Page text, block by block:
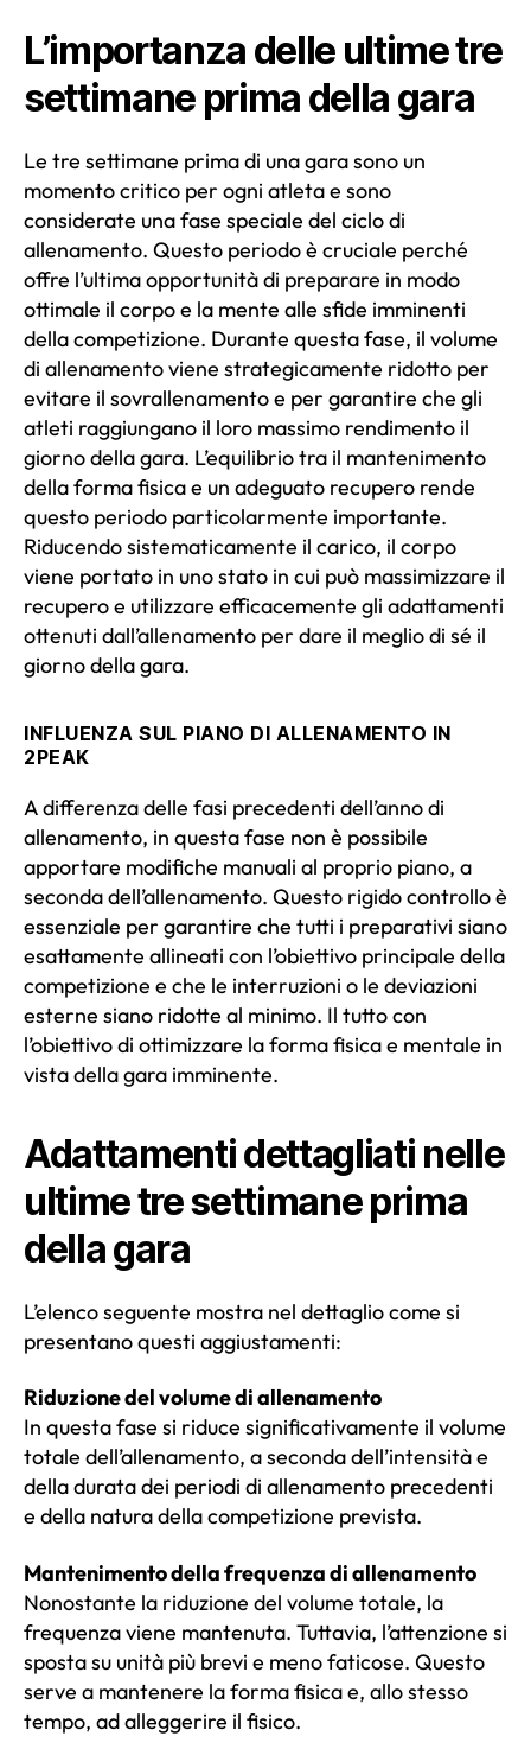
L’importanza delle ultime tre
settimane prima della gara
Le tre settimane prima di una gara sono un
momento critico per ogni atleta e sono
considerate una fase speciale del ciclo di
allenamento. Questo periodo è cruciale perché
offre l’ultima opportunità di preparare in modo
ottimale il corpo e la mente alle sfide imminenti
della competizione. Durante questa fase, il volume
di allenamento viene strategicamente ridotto per
evitare il sovrallenamento e per garantire che gli
atleti raggiungano il loro massimo rendimento il
giorno della gara. L’equilibrio tra il mantenimento
della forma fisica e un adeguato recupero rende
questo periodo particolarmente importante.
Riducendo sistematicamente il carico, il corpo
viene portato in uno stato in cui può massimizzare il
recupero e utilizzare efficacemente gli adattamenti
ottenuti dall’allenamento per dare il meglio di sé il
giorno della gara.
INFLUENZA SUL PIANO DI ALLENAMENTO IN
2PEAK
A differenza delle fasi precedenti dell’anno di
allenamento, in questa fase non è possibile
apportare modifiche manuali al proprio piano, a
seconda dell’allenamento. Questo rigido controllo è
essenziale per garantire che tutti i preparativi siano
esattamente allineati con l’obiettivo principale della
competizione e che le interruzioni o le deviazioni
esterne siano ridotte al minimo. Il tutto con
l’obiettivo di ottimizzare la forma fisica e mentale in
vista della gara imminente.
Adattamenti dettagliati nelle
ultime tre settimane prima
della gara
L’elenco seguente mostra nel dettaglio come si
presentano questi aggiustamenti:
Riduzione del volume di allenamento
In questa fase si riduce significativamente il volume
totale dell’allenamento, a seconda dell’intensità e
della durata dei periodi di allenamento precedenti
e della natura della competizione prevista.
Mantenimento della frequenza di allenamento
Nonostante la riduzione del volume totale, la
frequenza viene mantenuta. Tuttavia, l’attenzione si
sposta su unità più brevi e meno faticose. Questo
serve a mantenere la forma fisica e, allo stesso
tempo, ad alleggerire il fisico.